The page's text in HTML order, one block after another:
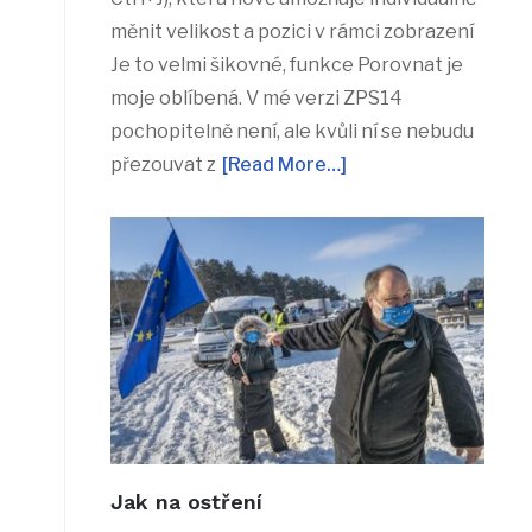
měnit velikost a pozici v rámci zobrazení
Je to velmi šikovné, funkce Porovnat je
moje oblíbená. V mé verzi ZPS14
pochopitelně není, ale kvůli ní se nebudu
přezouvat z [Read More…]
Jak na ostření